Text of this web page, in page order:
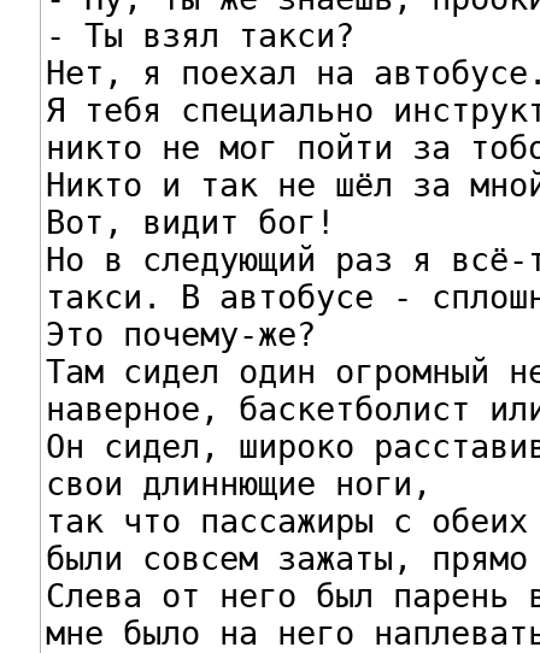
- Ты взял такси?
Нет, я поехал на
Я тебя специально
никто не мог пойти за
Никто и так не шёл за
Вот, видит бог!
Но в следующий раз я всё-
такси. В автобусе -
Это почему-же?
Там сидел один огромный
наверное, баскетболист
Он сидел, широко
свои длиннющие ноги,
так что пассажиры с
были совсем зажаты,
Слева от него был парень
мне было на него